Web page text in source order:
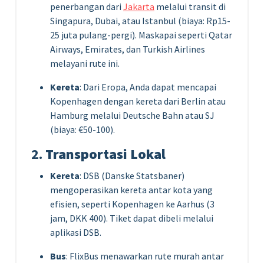
penerbangan dari Jakarta melalui transit di
Singapura, Dubai, atau Istanbul (biaya: Rp15-
25 juta pulang-pergi). Maskapai seperti Qatar
Airways, Emirates, dan Turkish Airlines
melayani rute ini.
Kereta: Dari Eropa, Anda dapat mencapai
Kopenhagen dengan kereta dari Berlin atau
Hamburg melalui Deutsche Bahn atau SJ
(biaya: €50-100).
2. Transportasi Lokal
Kereta: DSB (Danske Statsbaner)
mengoperasikan kereta antar kota yang
efisien, seperti Kopenhagen ke Aarhus (3
jam, DKK 400). Tiket dapat dibeli melalui
aplikasi DSB.
Bus: FlixBus menawarkan rute murah antar